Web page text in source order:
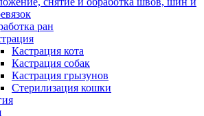
ран
Кастрация кота
Кастрация собак
Кастрация грызунов
Стерилизация кошки